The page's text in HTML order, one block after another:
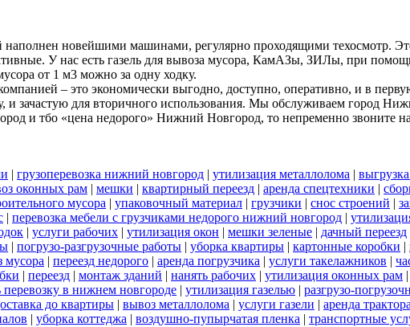
новейшими машинами, регулярно проходящими техосмотр.
У нас есть газель для вывоза мусора, КамАЗы, ЗИЛы, при
от 1 м3 можно за одну ходку.
– это экономически выгодно, доступно, оперативно, и в
и зачастую для вторичного использования. Мы обслуживаем город
и тбо «цена недорого» Нижний Новгород, то непременно
| грузоперевозка нижний новгород | утилизация металлолома |
оконных рам | мешки | квартирный переезд | аренда спецтехники |
мусора | упаковочный материал | грузчики | снос строений |
| перевозка мебели с грузчиками недорого нижний новгород |
| услуги рабочих | утилизация окон | мешки зеленые | дачный переезд
| погрузо-разгрузочные работы | уборка квартиры | картонные коробки |
мусора | переезд недорого | аренда погрузчика | услуги такелажников |
| переезд | монтаж зданий | нанять рабочих | утилизация оконных рам |
перевозку в нижнем новгороде | утилизация газелью | разгрузо-
до квартиры | вывоз металлолома | услуги газели | аренда трактора
| уборка коттеджа | воздушно-пупырчатая пленка | транспортные